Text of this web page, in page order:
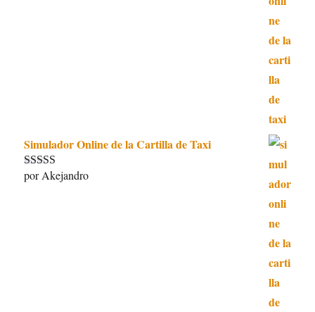
Simulador Online de la Cartilla de Taxi
Valorado con
por Akejandro